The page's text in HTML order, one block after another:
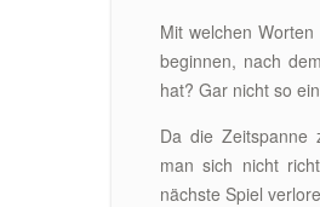
Mit welchen
beginnen, nach
hat? Gar nicht so
Da die Zeitspanne
man sich nicht
nächste Spiel